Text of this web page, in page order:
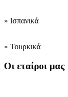
» Ισπανικά
» Τουρκικά
Οι εταίροι μας